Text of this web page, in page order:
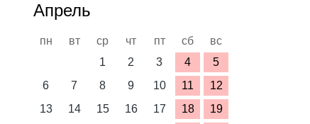
Апрель
пн вт ср чт пт сб
вс
1
2 3 4
5
6
7 8 9 10 11
12
13
14 15 16 17 18
19